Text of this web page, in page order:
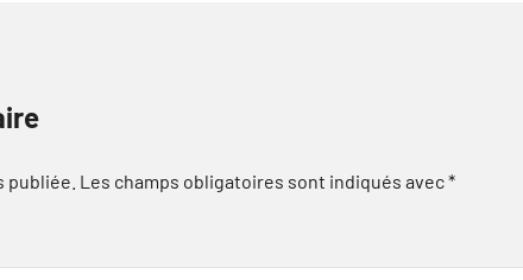
publiée. Les champs obligatoires sont indiqués avec*